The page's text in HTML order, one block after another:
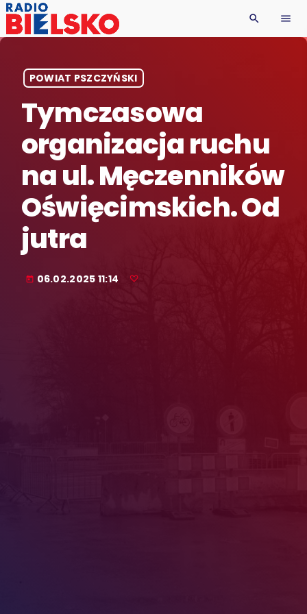
search menu
POWIAT PSZCZYŃSKI
Tymczasowa
organizacja ruchu
na ul. Męczenników
Oświęcimskich. Od
jutra
today 06.02.2025 11:14